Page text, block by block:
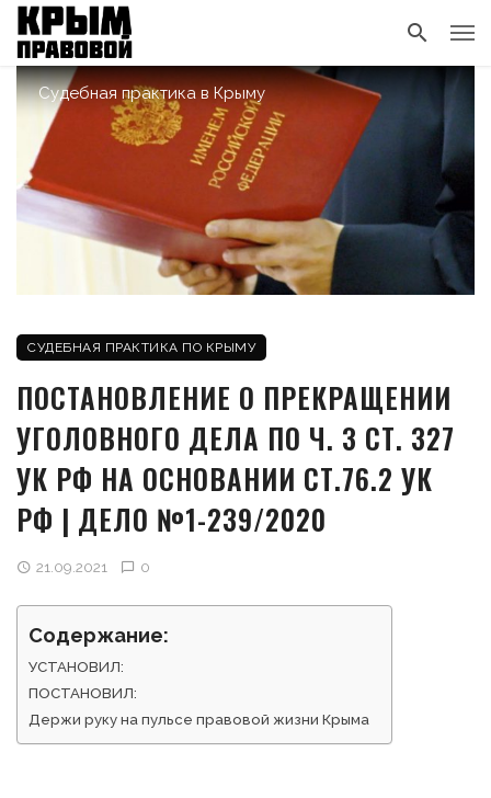
Судебная практика в Крыму
СУДЕБНАЯ ПРАКТИКА ПО КРЫМУ
ПОСТАНОВЛЕНИЕ О ПРЕКРАЩЕНИИ
УГОЛОВНОГО ДЕЛА ПО Ч. 3 СТ. 327
УК РФ НА ОСНОВАНИИ СТ.76.2 УК
РФ | ДЕЛО №1-239/2020
21.09.2021 0
Содержание:
УСТАНОВИЛ:
ПОСТАНОВИЛ:
Держи руку на пульсе правовой жизни Крыма